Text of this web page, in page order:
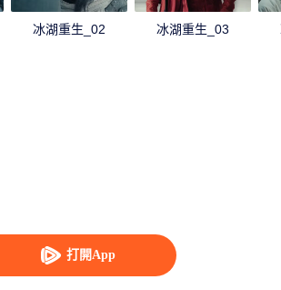
打開App
冰湖重生_02 冰湖重生_03